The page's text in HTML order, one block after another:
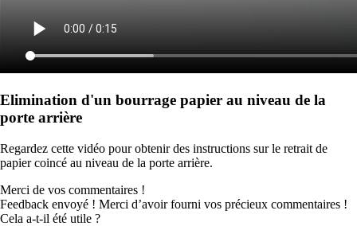
Elimination d'un bourrage papier au niveau de la
porte arrière
Regardez cette vidéo pour obtenir des instructions sur le retrait de
papier coincé au niveau de la porte arrière.
Merci de vos commentaires !
Feedback envoyé ! Merci d’avoir fourni vos précieux commentaires !
Cela a-t-il été utile ?